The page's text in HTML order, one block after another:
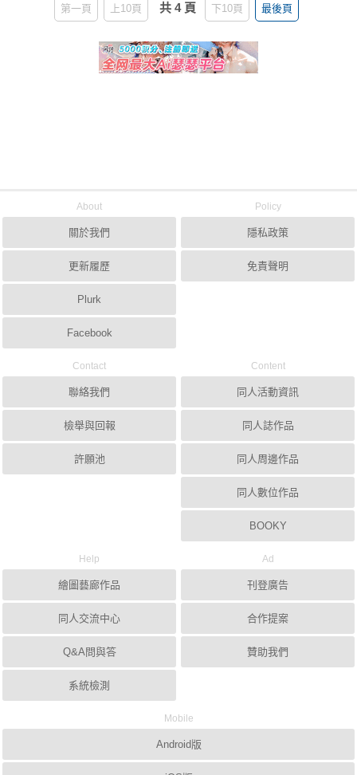
第一頁 上10頁 共 4 頁 下10頁 最後頁
About
關於我們
更新履歷
Plurk
Facebook
Policy
隱私政策
免責聲明
Contact
聯絡我們
檢舉與回報
許願池
Content
同人活動資訊
同人誌作品
同人周邊作品
同人數位作品
BOOKY
Help
繪圖藝廊作品
同人交流中心
Q&A問與答
系統檢測
Ad
刊登廣告
合作提案
贊助我們
Mobile
Android版